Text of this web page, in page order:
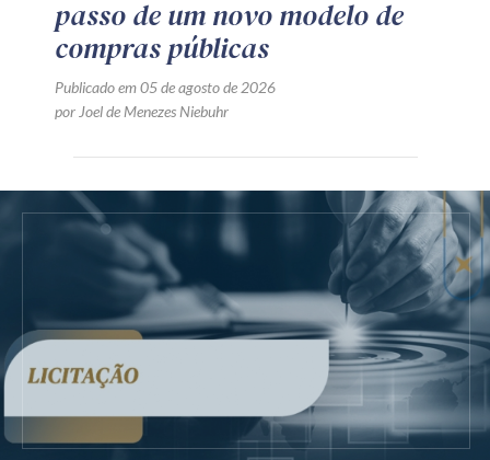
passo de um novo modelo de
compras públicas
Publicado em 05 de agosto de 2026
por Joel de Menezes Niebuhr